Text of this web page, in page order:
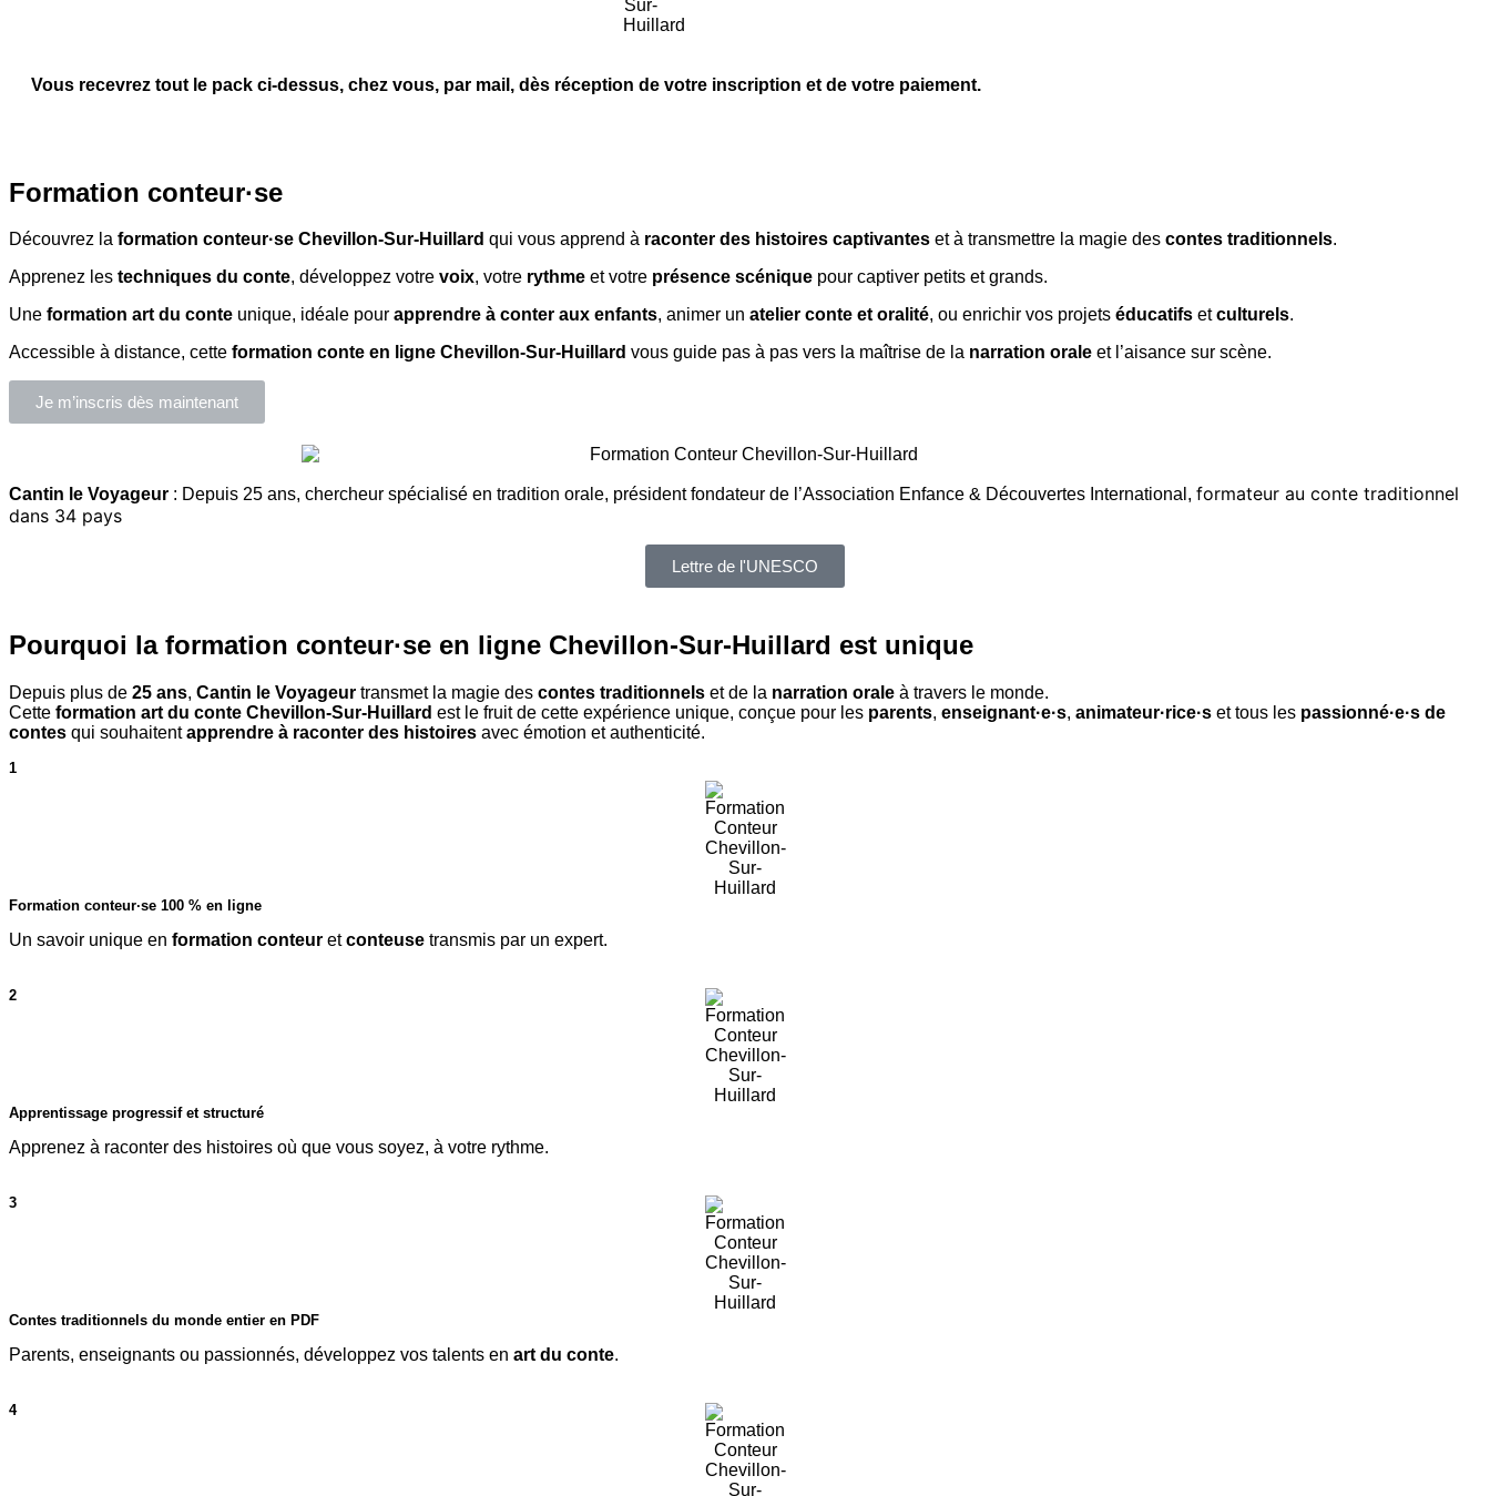
Vous recevrez tout le pack ci-dessus, chez vous, par mail, dès réception de votre inscription et de votre paiement.
Formation conteur·se
Découvrez la formation conteur·se Chevillon-Sur-Huillard qui vous apprend à raconter des histoires captivantes et à transmettre la magie des contes traditionnels.
Apprenez les techniques du conte, développez votre voix, votre rythme et votre présence scénique pour captiver petits et grands.
Une formation art du conte unique, idéale pour apprendre à conter aux enfants, animer un atelier conte et oralité, ou enrichir vos projets éducatifs etculturels.
Accessible à distance, cette formation conte en ligne Chevillon-Sur-Huillard vous guide pas à pas vers la maîtrise de la narration orale et l’aisance sur scène.
Je m’inscris dès maintenant
Cantin le Voyageur : Depuis 25 ans, chercheur spécialisé en tradition orale, président fondateur de l’Association Enfance & Découvertes International, formateur au conte traditionnel
dans 34 pays
Lettre de l'UNESCO
Pourquoi la formation conteur·se en ligne Chevillon-Sur-Huillard est unique
Depuis plus de 25 ans, Cantin le Voyageur transmet la magie des contes traditionnels et de la narration orale à travers le monde.
Cette formation art du conte Chevillon-Sur-Huillard est le fruit de cette expérience unique, conçue pour les parents, enseignant·e·s, animateur·rice·s et tous les passionné·e·s de
contes qui souhaitentapprendre à raconter des histoires avec émotion et authenticité.
1
Formation conteur·se 100 % en ligne
Un savoir unique en formation conteur etconteuse transmis par un expert.
2
Apprentissage progressif et structuré
Apprenez à raconter des histoires où que vous soyez, à votre rythme.
3
Contes traditionnels du monde entier en PDF
Parents, enseignants ou passionnés, développez vos talents en art du conte.
4